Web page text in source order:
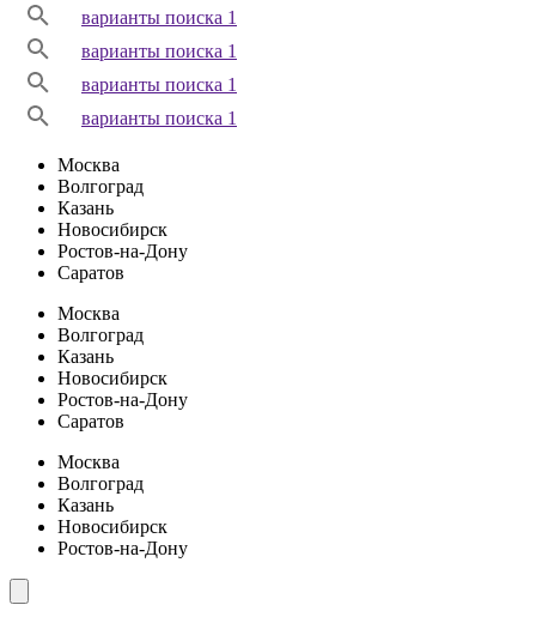
варианты поиска 1
варианты поиска 1
варианты поиска 1
варианты поиска 1
Москва
Волгоград
Казань
Новосибирск
Ростов-на-Дону
Саратов
Москва
Волгоград
Казань
Новосибирск
Ростов-на-Дону
Саратов
Москва
Волгоград
Казань
Новосибирск
Ростов-на-Дону